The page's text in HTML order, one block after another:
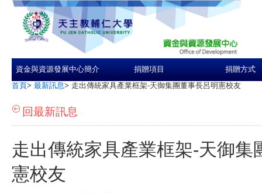
資金與資源發展中心簡介 捐贈項目 捐贈方式
首頁> 最新訊息> 走出傳統家具產業框架-天御集團董事長呂明憲校友
回最新訊息
走出傳統家具產業框架-天御集
憲校友